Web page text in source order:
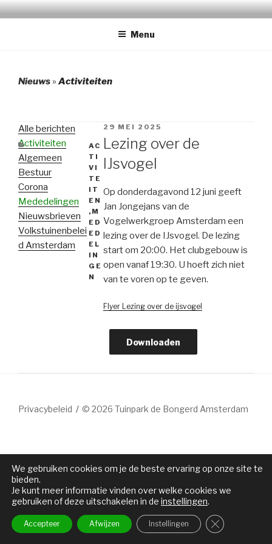
Naar
de
TUINPARK DE BONGERD
Menu
Nieuws » Activiteiten
Alle berichten
Activiteiten
Algemeen
Bestuur
Corona
Mededelingen
Nieuwsbrieven
Volkstuinenbelei
d Amsterdam
GEPLAATST
OP
29 MEI 2025
Lezing over de
IJsvogel
Op donderdagavond 12 juni geeft
Jan Jongejans van de
Vogelwerkgroep Amsterdam een
lezing over de IJsvogel. De lezing
start om 20:00. Het clubgebouw is
open vanaf 19:30. U hoeft zich niet
van te voren op te geven.
Flyer Lezing over de ijsvogel
Downloaden
CATEGORIEËN
AC
TI
VI
TE
IT
EN
, M
ED
ED
EL
IN
GE
N
Privacybeleid © 2026 Tuinpark de Bongerd Amsterdam
We gebruiken cookies om je de beste ervaring op onze site te
bieden.
Je kunt meer informatie vinden over welke cookies we
gebruiken of deze uitschakelen in de instellingen.
Accepteer Afwijzen Instellingen Sluit AVG/